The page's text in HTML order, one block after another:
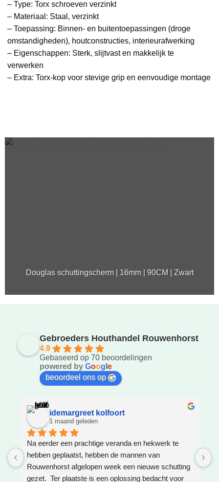
– Type: Torx schroeven verzinkt
– Materiaal: Staal, verzinkt
– Toepassing: Binnen- en buitentoepassingen (droge
omstandigheden), houtconstructies, interieurafwerking
– Eigenschappen: Sterk, slijtvast en makkelijk te
verwerken
– Extra: Torx-kop voor stevige grip en eenvoudige montage
Douglas schuttingscherm | 16mm | 90CM | Zwart
Gebroeders Houthandel Rouwenhorst
4.9
Gebaseerd op 70 beoordelingen
powered by Goog e
beoordeel ons op
idemargreet kolfoort
1 maand geleden
Na eerder een prachtige veranda en hekwerk te
hebben geplaatst, hebben de mannen van
Rouwenhorst afgelopen week een nieuwe schutting
gezet.  Ter plaatste is een oplossing bedacht voor